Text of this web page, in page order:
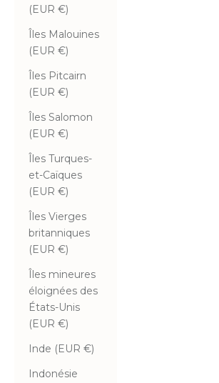
(EUR €)
Îles Malouines
(EUR €)
Îles Pitcairn
(EUR €)
Îles Salomon
(EUR €)
Îles Turques-
et-Caïques
(EUR €)
Îles Vierges
britanniques
(EUR €)
Îles mineures
éloignées des
États-Unis
(EUR €)
Inde (EUR €)
Indonésie